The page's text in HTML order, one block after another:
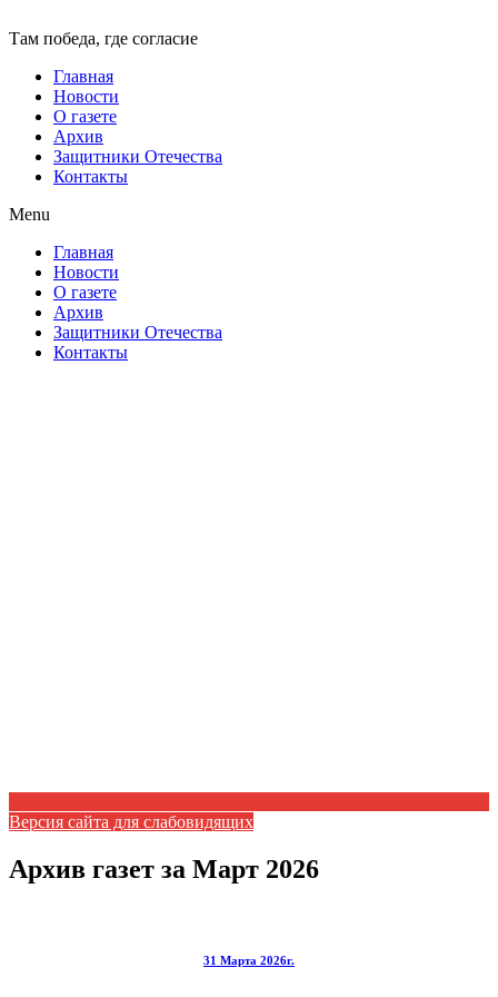
Там победа, где согласие
Главная
Новости
О газете
Архив
Защитники Отечества
Контакты
Menu
Главная
Новости
О газете
Архив
Защитники Отечества
Контакты
Версия сайта для слабовидящих
Архив газет за Март 2026
31 Марта 2026г.